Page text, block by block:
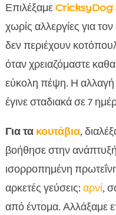
ΕπιλέξαμεCricksyDog
χωρίς αλλεργίες για
δεν περιέχουν
όταν χρειαζόμαστε
εύκολη πέψη. Η αλλαγή
έγινε σταδιακά σε 7
Για τα κουτάβια,
βοήθησε στην
ισορροπημένη
αρκετές γεύσεις: αρνί,
από έντομα. Αλλάξαμε